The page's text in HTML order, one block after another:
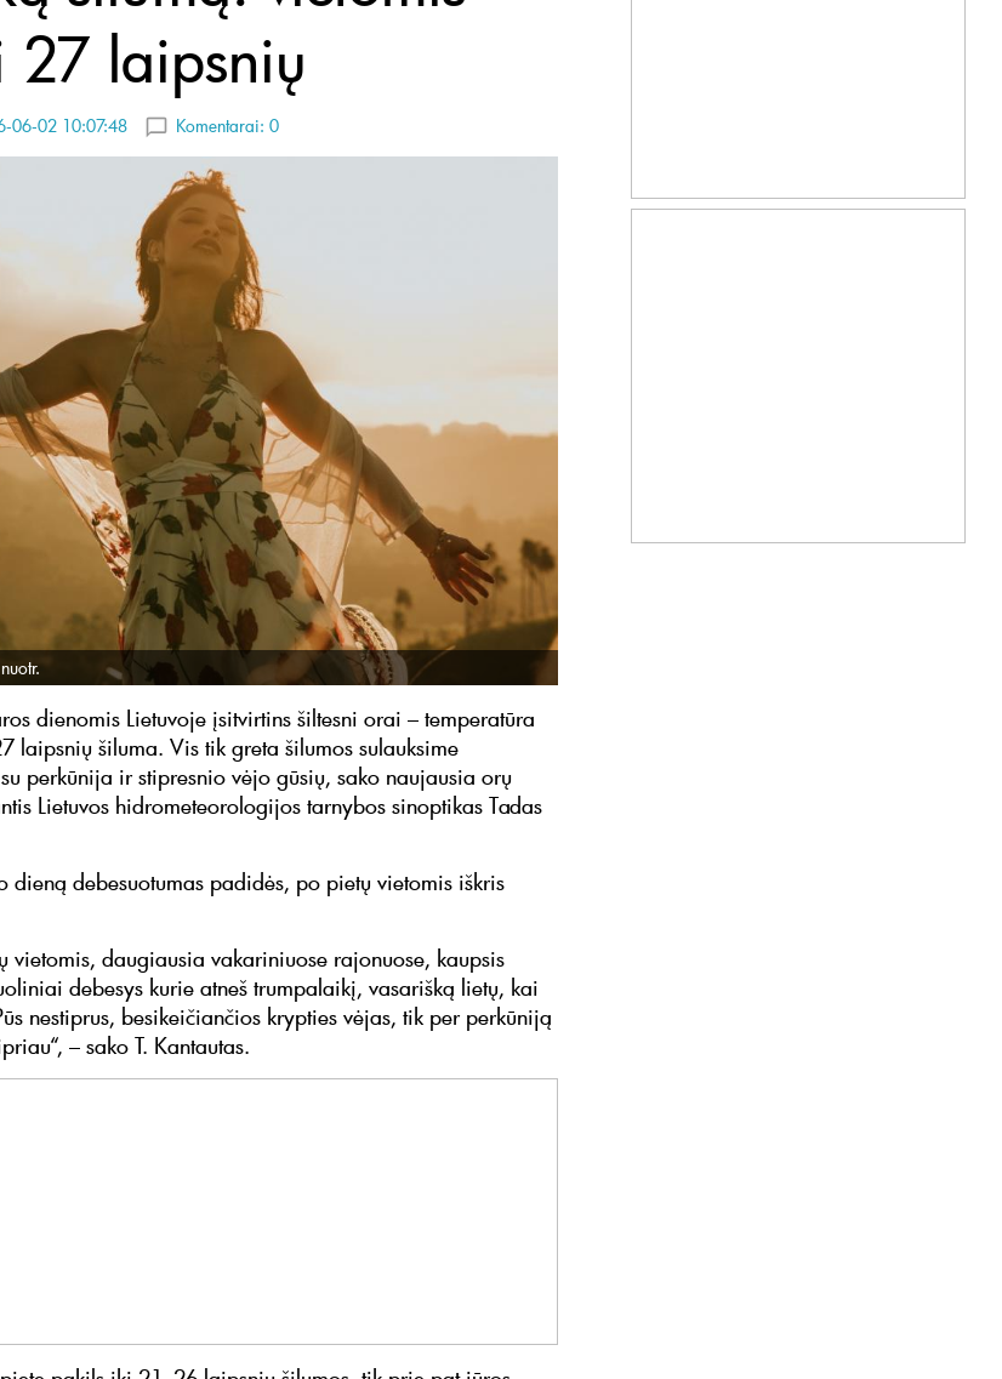
27 laipsnių
06-02 10:07:48 Komentarai: 0
dienomis Lietuvoje įsitvirtins šiltesni orai – temperatūra
laipsnių šiluma. Vis tik greta šilumos sulauksime
perkūnija ir stipresnio vėjo gūsių, sako naujausia orų
Lietuvos hidrometeorologijos tarnybos sinoptikas Tadas
dieną debesuotumas padidės, po pietų vietomis iškris
vietomis, daugiausia vakariniuose rajonuose, kaupsis
debesys kurie atneš trumpalaikį, vasarišką lietų, kai
nestiprus, besikeičiančios krypties vėjas, tik per perkūniją
– sako T. Kantautas.